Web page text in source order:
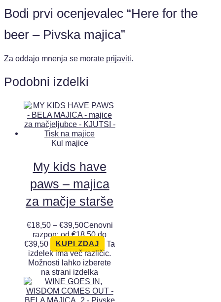
Bodi prvi ocenjevalec “Here for the
beer – Pivska majica”
Za oddajo mnenja se morate prijaviti.
Podobni izdelki
Kul majice
My kids have
paws – majica
za mačje starše
€18,50 – €39,50Cenovni
razpon: od €18,50 do
€39,50
KUPI ZDAJ
Ta
izdelek ima več različic.
Možnosti lahko izberete
na strani izdelka